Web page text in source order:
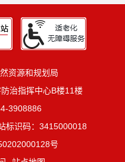
资源和规划局
治指挥中心B楼11楼
3908886
标识码：3415000018
号